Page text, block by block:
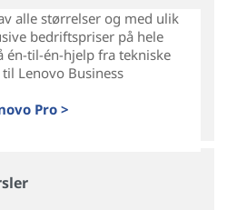
alle størrelser og med ulik
bedriftspriser på hele
én-til-én-hjelp fra tekniske
Lenovo Business
Pro >